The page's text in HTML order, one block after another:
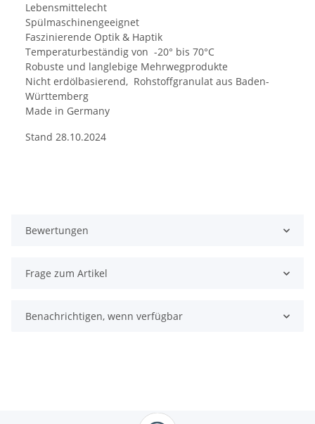
Lebensmittelecht
Spülmaschinengeeignet
Faszinierende Optik & Haptik
Temperaturbeständig von -20° bis 70°C
Robuste und langlebige Mehrwegprodukte
Nicht erdölbasierend, Rohstoffgranulat aus Baden-
Württemberg
Made in Germany
Stand 28.10.2024
Bewertungen
Frage zum Artikel
Benachrichtigen, wenn verfügbar